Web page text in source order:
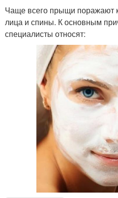
Чаще всего прыщи поражают
лица и спины. К основным
специалисты относят: